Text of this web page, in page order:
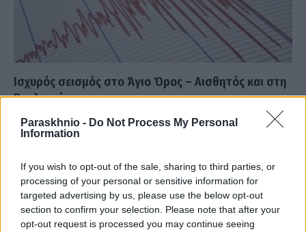
Paraskhnio - Do Not Process My Personal
Information
If you wish to opt-out of the sale, sharing to third parties, or
processing of your personal or sensitive information for
targeted advertising by us, please use the below opt-out
section to confirm your selection. Please note that after your
opt-out request is processed you may continue seeing
Ισχυρός σεισμός στο Άγιο Όρος – Αισθητός και στη
Βουλγαρία
ΑΝΑΡΤΗΘΗΚΕ ΑΠΟΆΛΚΗΣΤΗ ΓΑΤΟΠΟΎΛΟΥ 25 ΜΑΡΤΊΟΥ 2026
τα 3,3 Ρίχτερ